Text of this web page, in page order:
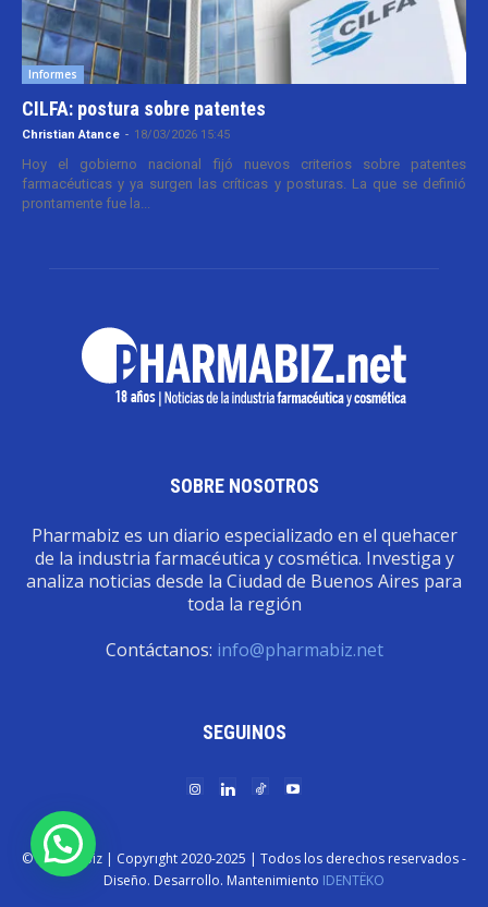
Informes
CILFA: postura sobre patentes
Christian Atance - 18/03/2026 15:45
Hoy el gobierno nacional fijó nuevos criterios sobre patentes
farmacéuticas y ya surgen las críticas y posturas. La que se definió
prontamente fue la...
SOBRE NOSOTROS
Pharmabiz es un diario especializado en el quehacer
de la industria farmacéutica y cosmética. Investiga y
analiza noticias desde la Ciudad de Buenos Aires para
toda la región
Contáctanos: info@pharmabiz.net
SEGUINOS
© Pharmabiz | Copyrıght 2020-2025 | Todos los derechos reservados -
Diseño. Desarrollo. Mantenimiento IDENTËKO